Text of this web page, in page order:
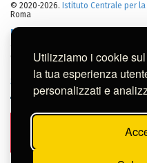
Utilizziamo i cookie
la tua esperienza
personalizzati e
© 2020-2026. Istituto Centrale per
Roma
Note legali
altro materiale pubblicato su
diritto di autore.
Per usi commerciali dei
gr@cultura.gov.it